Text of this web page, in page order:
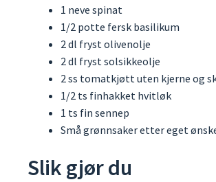
1 neve spinat
1/2 potte fersk basilikum
2 dl fryst olivenolje
2 dl fryst solsikkeolje
2 ss tomatkjøtt uten kjerne og
1/2 ts finhakket hvitløk
1 ts fin sennep
Små grønnsaker etter eget
Slik gjør du